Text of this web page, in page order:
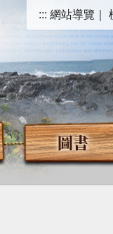
::: 網站導覽
圖書